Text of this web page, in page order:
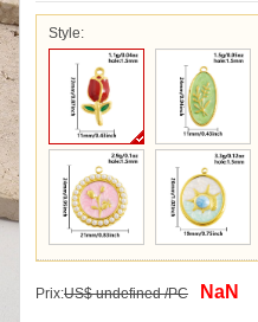
Style:
Prix:US$ undefined /PC NaN